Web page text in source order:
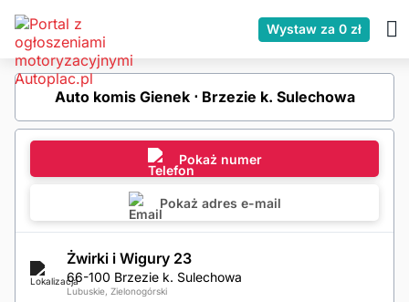
Wystaw za 0 zł
Auto komis Gienek ⋅ Brzezie k. Sulechowa
Pokaż numer
Pokaż adres e-mail
Żwirki i Wigury 23
66-100 Brzezie k. Sulechowa
Lubuskie, Zielonogórski